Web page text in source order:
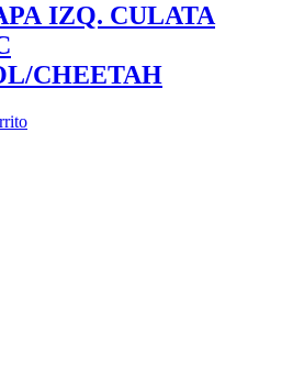
IZQ. CULATA
CHEETAH